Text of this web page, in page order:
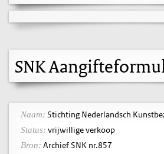
SNK
Naam: Stichting Nederlandsch
Status: vrijwillige verkoop
Bron: Archief SNK nr.857